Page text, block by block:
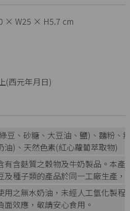
× W25 × H5.7 cm
(西元年月日)
豆、砂糖、大豆油、鹽)、麵粉、
油)、天然色素(紅心蘿蔔萃取物)
有含麩質之穀物及牛奶製品。本
及種子類的產品於同一工廠生產，
用之無水奶油，未經人工氫化製
面效應，敬請安心食用。